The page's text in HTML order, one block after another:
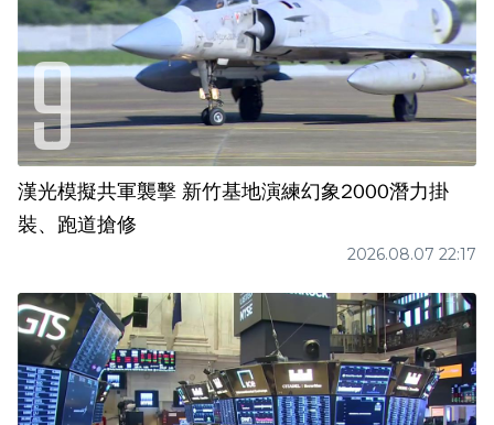
漢光模擬共軍襲擊 新竹基地演練幻象2000潛力掛
裝、跑道搶修
2026.08.07 22:17